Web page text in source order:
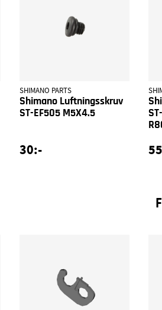
SHIMANO PARTS
Shimano Luftningsskruv
ST-EF505 M5X4.5
30:-